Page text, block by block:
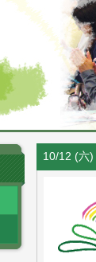
10/12 (六)